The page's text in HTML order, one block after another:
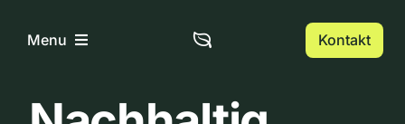
InhaltMenu
Home
Kontakt